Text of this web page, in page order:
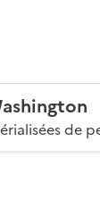
de